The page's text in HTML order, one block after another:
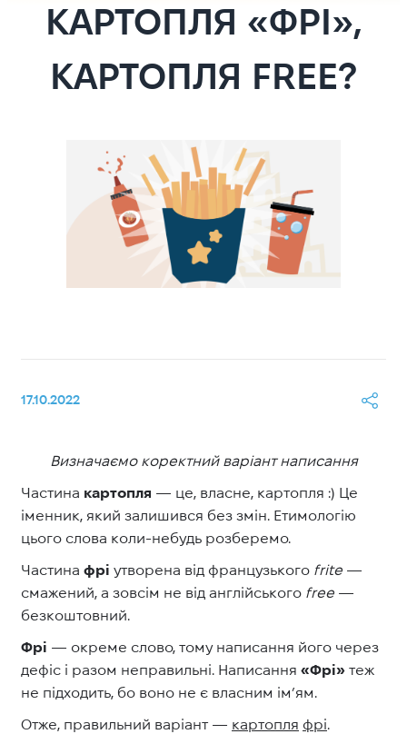
КАРТОПЛЯ «ФРІ»,
КАРТОПЛЯ FREE?
17.10.2022
Визначаємо коректний варіант написання
Частина картопля — це, власне, картопля :) Це
іменник, який залишився без змін. Етимологію
цього слова коли-небудь розберемо.
Частина фрі утворена від французького frite —
смажений, а зовсім не від англійського free —
безкоштовний.
Фрі — окреме слово, тому написання його через
дефіс і разом неправильні. Написання «Фрі» теж
не підходить, бо воно не є власним ім’ям.
Отже, правильний варіант — картопля фрі.